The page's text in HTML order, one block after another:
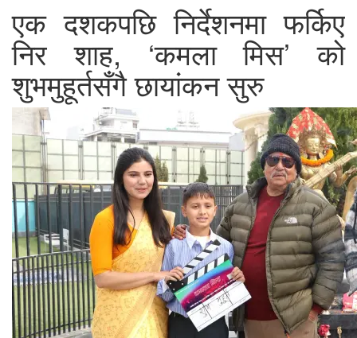
एक दशकपछि निर्देशनमा फर्किए
निर शाह, ‘कमला मिस’ को
शुभमुहूर्तसँगै छायांकन सुरु